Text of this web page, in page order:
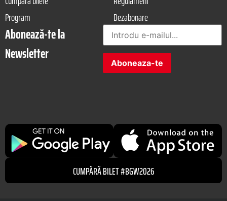
Program
Dezabonare
Abonează-te la
Newsletter
CUMPĂRĂ BILET #BGW2026